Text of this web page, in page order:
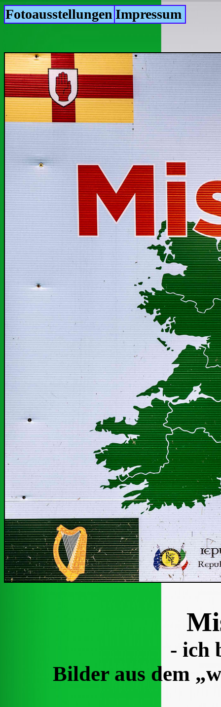
Fotoausstellungen Impressum
- ich
Bilder aus dem